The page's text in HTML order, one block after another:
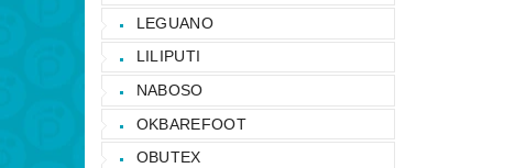
LEGUANO
LILIPUTI
NABOSO
OKBAREFOOT
OBUTEX